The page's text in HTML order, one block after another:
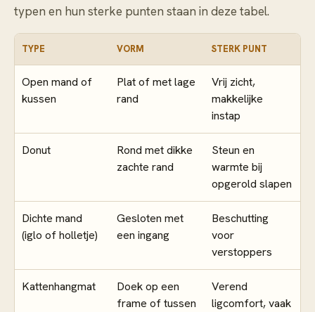
typen en hun sterke punten staan in deze tabel.
TYPE VORM STERK PUNT
Open mand of
kussen
Plat of met lage
rand
Vrij zicht,
makkelijke
instap
Donut
Rond met dikke
zachte rand
Steun en
warmte bij
opgerold slapen
Dichte mand
(iglo of holletje)
Gesloten met
een ingang
Beschutting
voor
verstoppers
Kattenhangmat
Doek op een
frame of tussen
Verend
ligcomfort, vaak